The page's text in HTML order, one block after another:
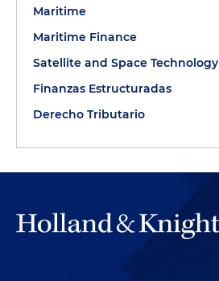
Maritime
Maritime Finance
Satellite and Space Technology
Finanzas Estructuradas
Derecho Tributario